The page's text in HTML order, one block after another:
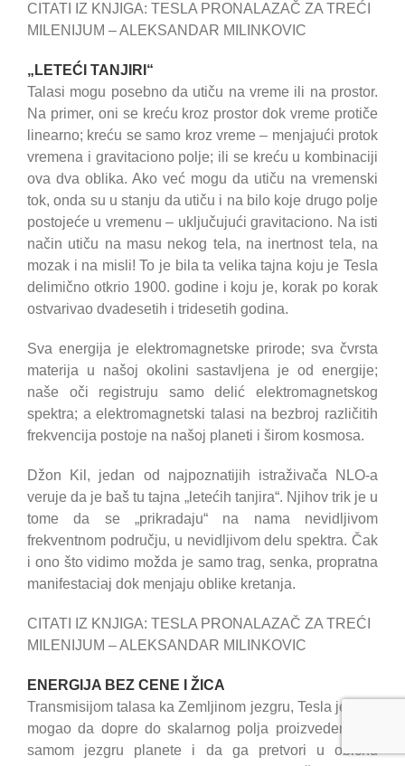
CITATI IZ KNJIGA: TESLA PRONALAZAČ ZA TREĆI
MILENIJUM – ALEKSANDAR MILINKOVIC
„LETEĆI TANJIRI“
Talasi mogu posebno da utiču na vreme ili na prostor.
Na primer, oni se kreću kroz prostor dok vreme protiče
linearno; kreću se samo kroz vreme – menjajući protok
vremena i gravitaciono polje; ili se kreću u kombinaciji
ova dva oblika. Ako već mogu da utiču na vremenski
tok, onda su u stanju da utiču i na bilo koje drugo polje
postojeće u vremenu – uključujući gravitaciono. Na isti
način utiču na masu nekog tela, na inertnost tela, na
mozak i na misli! To je bila ta velika tajna koju je Tesla
delimično otkrio 1900. godine i koju je, korak po korak
ostvarivao dvadesetih i tridesetih godina.
Sva energija je elektromagnetske prirode; sva čvrsta
materija u našoj okolini sastavljena je od energije;
naše oči registruju samo delić elektromagnetskog
spektra; a elektromagnetski talasi na bezbroj različitih
frekvencija postoje na našoj planeti i širom kosmosa.
Džon Kil, jedan od najpoznatijih istraživača NLO-a
veruje da je baš tu tajna „letećih tanjira“. Njihov trik je u
tome da se „prikradaju“ na nama nevidljivom
frekventnom području, u nevidljivom delu spektra. Čak
i ono što vidimo možda je samo trag, senka, propratna
manifestaciaj dok menjaju oblike kretanja.
CITATI IZ KNJIGA: TESLA PRONALAZAČ ZA TREĆI
MILENIJUM – ALEKSANDAR MILINKOVIC
ENERGIJA BEZ CENE I ŽICA
Transmisijom talasa ka Zemljinom jezgru, Tesla je lako
mogao da dopre do skalarnog polja proizvedenog u
samom jezgru planete i da ga pretvori u običnu